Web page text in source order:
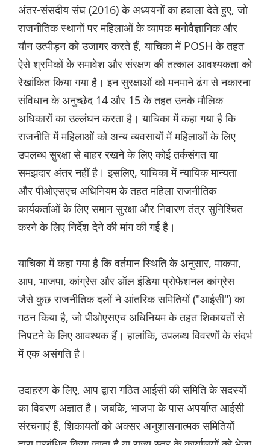
अंतर-संसदीय संघ (2016) के अध्ययनों का हवाला देते हुए, जो
राजनीतिक स्थानों पर महिलाओं के व्यापक मनोवैज्ञानिक और
यौन उत्पीड़न को उजागर करते हैं, याचिका में POSH के तहत
ऐसे श्रमिकों के समावेश और संरक्षण की तत्काल आवश्यकता को
रेखांकित किया गया है। इन सुरक्षाओं को मनमाने ढंग से नकारना
संविधान के अनुच्छेद 14 और 15 के तहत उनके मौलिक
अधिकारों का उल्लंघन करता है। याचिका में कहा गया है कि
राजनीति में महिलाओं को अन्य व्यवसायों में महिलाओं के लिए
उपलब्ध सुरक्षा से बाहर रखने के लिए कोई तर्कसंगत या
समझदार अंतर नहीं है। इसलिए, याचिका में न्यायिक मान्यता
और पीओएसएच अधिनियम के तहत महिला राजनीतिक
कार्यकर्ताओं के लिए समान सुरक्षा और निवारण तंत्र सुनिश्चित
करने के लिए निर्देश देने की मांग की गई है।
याचिका में कहा गया है कि वर्तमान स्थिति के अनुसार, माकपा,
आप, भाजपा, कांग्रेस और ऑल इंडिया प्रोफेशनल कांग्रेस
जैसे कुछ राजनीतिक दलों ने आंतरिक समितियों ("आईसी") का
गठन किया है, जो पीओएसएच अधिनियम के तहत शिकायतों से
निपटने के लिए आवश्यक हैं। हालांकि, उपलब्ध विवरणों के संदर्भ
में एक असंगति है।
उदाहरण के लिए, आप द्वारा गठित आईसी की समिति के सदस्यों
का विवरण अज्ञात है। जबकि, भाजपा के पास अपर्याप्त आईसी
संरचनाएं हैं, शिकायतों को अक्सर अनुशासनात्मक समितियों